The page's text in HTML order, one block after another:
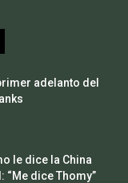
adelanto del
le dice la China
“Me dice Thomy”